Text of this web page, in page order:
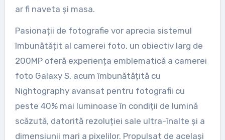
ar fi naveta și masa.
Pasionații de fotografie vor aprecia sistemul
îmbunătățit al camerei foto, un obiectiv larg de
200MP oferă experiența emblematică a camerei
foto Galaxy S, acum îmbunătățită cu
Nightography avansat pentru fotografii cu
peste 40% mai luminoase în condiții de lumină
scăzută, datorită rezoluției sale ultra-înalte și a
dimensiunii mari a pixelilor. Propulsat de același